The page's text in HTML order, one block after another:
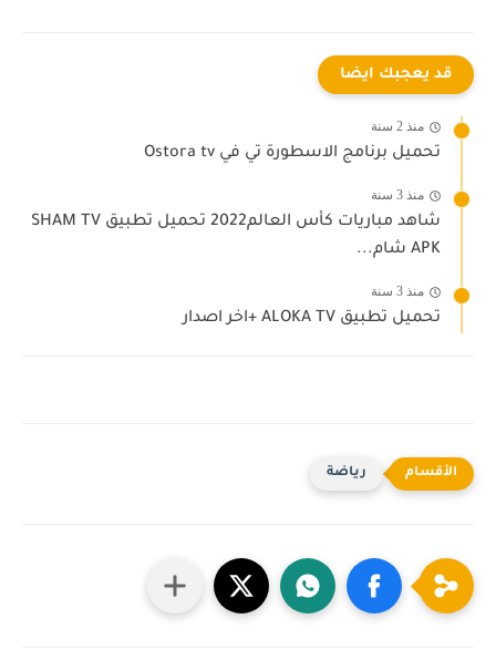
قد يعجبك ايضا
منذ 2 سنة
تحميل برنامج الاسطورة تي في Ostora tv
منذ 3 سنة
شاهد مباريات كأس العالم2022 تحميل تطبيق SHAM TV
APK شام...
منذ 3 سنة
تحميل تطبيق ALOKA TV +اخر اصدار
رياضة